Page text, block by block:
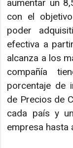
aumentar un
con el
poder
efectiva a
alcanza a los
compañía
porcentaje de
de Precios de
cada país y
empresa hasta